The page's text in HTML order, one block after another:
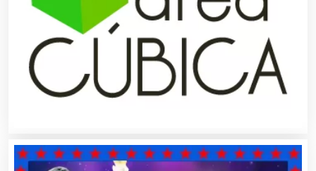
Conferencias Empresariales
Construcciones en General